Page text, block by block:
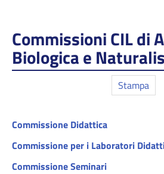
Commissioni CIL di
Biologica e
Stampa
Commissione Didattica
Commissione per i Laboratori
Commissione Seminari